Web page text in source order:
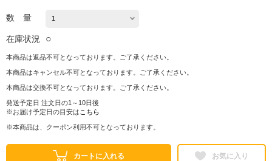
数 量
在庫状況 ○
本商品は返品不可となっております。ご了承ください。
本商品はキャンセル不可となっております。ご了承ください。
本商品は交換不可となっております。ご了承ください。
発送予定日 注文日の1～10日後
※お届け予定日の目安は こちら
※本商品は、クーポン利用不可となっております。
カートに入れる お気に入り